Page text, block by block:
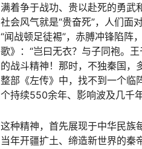
满着争于战功、贵以赴死的勇武
社会风气就是“贵奋死”，人们面
“闻战顿足徒裼”，赤膊冲锋陷阵
歌》：“岂曰无衣？与子同袍。
的战斗精神！那时，不独秦国，
整部《左传》中，找不到一个临
个持续550余年、影响波及几千
这种精神，首先展现于中华民族
当年开疆扩土、缔造新世界的秦